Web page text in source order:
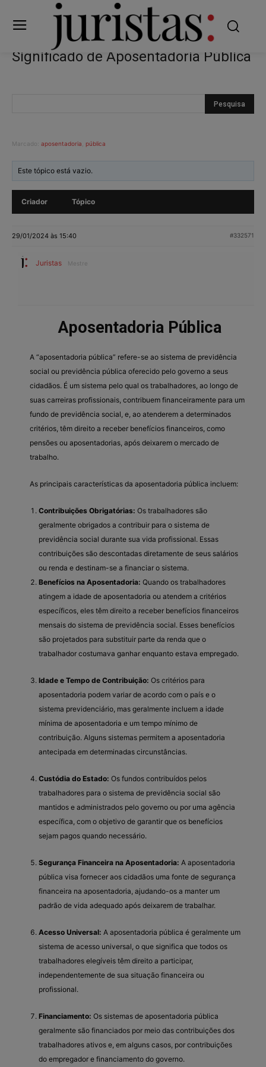
Significado de Aposentadoria Pública
Marcado: aposentadoria pública
Este tópico está vazio.
Criador Tópico
29/01/2024 às 15:40 #332571
Juristas Mestre
Aposentadoria Pública
A “aposentadoria pública” refere-se ao sistema de previdência
social ou previdência pública oferecido pelo governo a seus
cidadãos. É um sistema pelo qual os trabalhadores, ao longo de
suas carreiras profissionais, contribuem financeiramente para um
fundo de previdência social, e, ao atenderem a determinados
critérios, têm direito a receber benefícios financeiros, como
pensões ou aposentadorias, após deixarem o mercado de
trabalho.
As principais características da aposentadoria pública incluem:
Contribuições Obrigatórias: Os trabalhadores são
geralmente obrigados a contribuir para o sistema de
previdência social durante sua vida profissional. Essas
contribuições são descontadas diretamente de seus salários
ou renda e destinam-se a financiar o sistema.
Benefícios na Aposentadoria: Quando os trabalhadores
atingem a idade de aposentadoria ou atendem a critérios
específicos, eles têm direito a receber benefícios financeiros
mensais do sistema de previdência social. Esses benefícios
são projetados para substituir parte da renda que o
trabalhador costumava ganhar enquanto estava empregado.
Idade e Tempo de Contribuição: Os critérios para
aposentadoria podem variar de acordo com o país e o
sistema previdenciário, mas geralmente incluem a idade
mínima de aposentadoria e um tempo mínimo de
contribuição. Alguns sistemas permitem a aposentadoria
antecipada em determinadas circunstâncias.
Custódia do Estado: Os fundos contribuídos pelos
trabalhadores para o sistema de previdência social são
mantidos e administrados pelo governo ou por uma agência
específica, com o objetivo de garantir que os benefícios
sejam pagos quando necessário.
Segurança Financeira na Aposentadoria: A aposentadoria
pública visa fornecer aos cidadãos uma fonte de segurança
financeira na aposentadoria, ajudando-os a manter um
padrão de vida adequado após deixarem de trabalhar.
Acesso Universal: A aposentadoria pública é geralmente um
sistema de acesso universal, o que significa que todos os
trabalhadores elegíveis têm direito a participar,
independentemente de sua situação financeira ou
profissional.
Financiamento: Os sistemas de aposentadoria pública
geralmente são financiados por meio das contribuições dos
trabalhadores ativos e, em alguns casos, por contribuições
do empregador e financiamento do governo.